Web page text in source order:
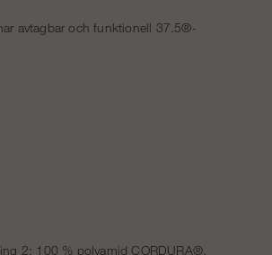
avtagbar och funktionell 37.5®-
2: 100 % polyamid CORDURA®,